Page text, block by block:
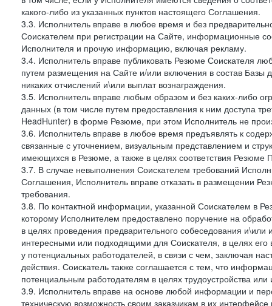
какого-либо из указанных пунктов настоящего Соглашения.
3.3. Исполнитель вправе в любое время и без
Соискателем при регистрации на Сайте, информационные
Исполнителя и прочую информацию, включая рекламу.
3.4. Исполнитель вправе публиковать Резюме Соискателя
путем размещения на Сайте и/или включения в состав Базы
никаких отчислений и\или выплат вознаграждения.
3.5. Исполнитель вправе любым образом и без каких-либо
данных (в том числе путем предоставления к ним доступа
HeadHunter) в форме Резюме, при этом Исполнитель не
3.6. Исполнитель вправе в любое время предъявлять к
связанные с уточнением, визуальным представлением и
имеющихся в Резюме, а также в целях соответствия
3.7. В случае невыполнения Соискателем требований
Соглашения, Исполнитель вправе отказать в размещении
требования.
3.8. По контактной информации, указанной Соискателем в
которому Исполнителем предоставлено поручение на
в целях проведения предварительного собеседования
интересными или подходящими для Соискателя, в целях его
у потенциальных работодателей, в связи с чем, заключая
действия. Соискатель также соглашается с тем, что
потенциальным работодателям в целях трудоустройства
3.9. Исполнитель вправе на основе любой информации и
техническую возможность своим заказчикам в их